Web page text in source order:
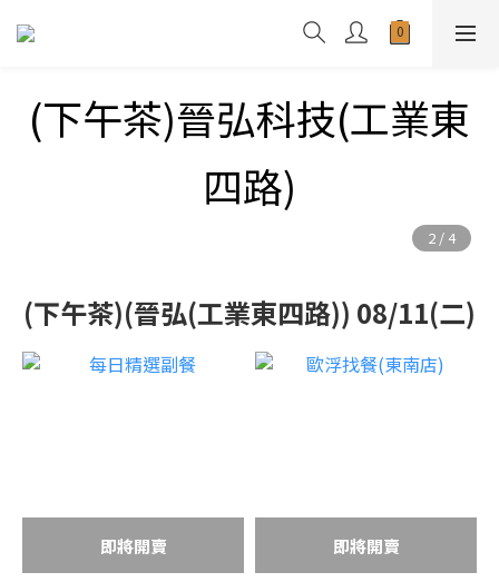
(下午茶)晉弘科技(工業東
四路)
(下午茶)(晉弘(工業東四路)) 08/11(二)
即將開賣 即將開賣